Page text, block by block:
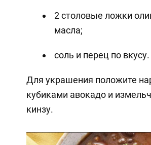
2 столовые ложки
масла;
соль и перец по вкусу.
Для украшения положите
кубиками авокадо и
кинзу.